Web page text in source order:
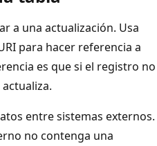
a una actualización. Usa
para hacer referencia a
es que si el registro no
actualiza.
entre sistemas externos.
no contenga una